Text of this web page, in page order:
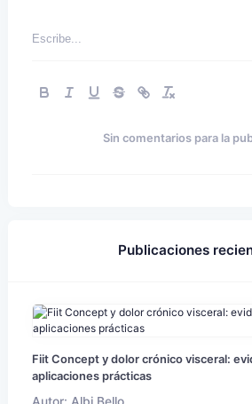
Sin comentarios para la
Publicaciones
Fiit Concept y dolor crónico visceral:
aplicaciones prácticas
Autor: Albi Bello